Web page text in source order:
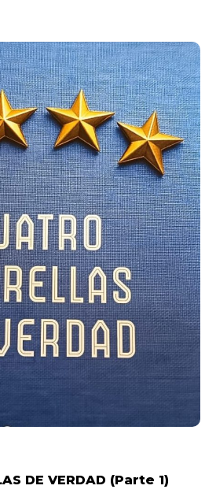
DE VERDAD (Parte 1)